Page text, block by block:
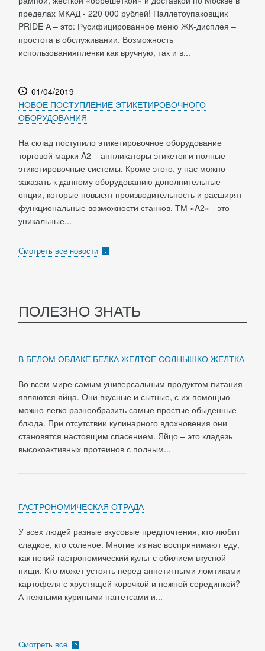
пределах МКАД - 220 000 рублей! Паллетоупаковщик
PRIDE А – это: Русифицированное меню ЖК-дисплея –
простота в обслуживании. Возможность
использованияпленки как вручную, так и в...
01/04/2019
НОВОЕ ПОСТУПЛЕНИЕ ЭТИКЕТИРОВОЧНОГО
ОБОРУДОВАНИЯ
На склад поступило этикетировочное оборудование
торговой марки A2 – аппликаторы этикеток и полные
этикетировочные системы. Кроме этого, у нас можно
заказать к данному оборудованию дополнительные
опции, которые повысят производительность и расширят
функциональные возможности станков. ТМ «A2» - это
уникальные...
Смотреть все новости
ПОЛЕЗНО ЗНАТЬ
В БЕЛОМ ОБЛАКЕ БЕЛКА ЖЕЛТОЕ СОЛНЫШКО ЖЕЛТКА
Во всем мире самым универсальным продуктом питания
являются яйца. Они вкусные и сытные, с их помощью
можно легко разнообразить самые простые обыденные
блюда. При отсутствии кулинарного вдохновения они
становятся настоящим спасением. Яйцо – это кладезь
высокоактивных протеинов с полным...
ГАСТРОНОМИЧЕСКАЯ ОТРАДА
У всех людей разные вкусовые предпочтения, кто любит
сладкое, кто соленое. Многие из нас воспринимают еду,
как некий гастрономический культ с обилием вкусной
пищи. Кто может устоять перед аппетитными ломтиками
картофеля с хрустящей корочкой и нежной серединкой?
А нежными куриными наггетсами и...
Смотреть все